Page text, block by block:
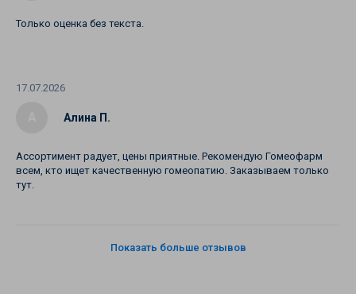
Только оценка без текста.
Алина П.
17.07.2026
Ассортимент радует, цены приятные. Рекомендую Гомеофарм
всем, кто ищет качественную гомеопатию. Заказываем только
тут.
Показать больше отзывов